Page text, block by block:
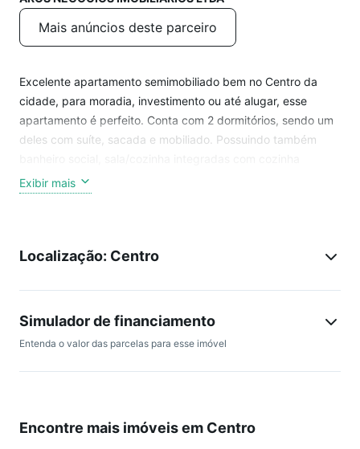
Mais anúncios deste parceiro
Excelente apartamento semimobiliado bem no Centro da
cidade, para moradia, investimento ou até alugar, esse
apartamento é perfeito. Conta com 2 dormitórios, sendo um
deles com suíte, sacada e mobiliado. Possuindo também
planejada, área de serviço e uma ampla sacada com
churrasqueira. Box para estacionamento e sem falar nessa
Exibir mais
Localização: Centro
Simulador de financiamento
Entenda o valor das parcelas para esse imóvel
Encontre mais imóveis em Centro